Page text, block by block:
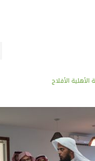
الأهلية الأفلاج